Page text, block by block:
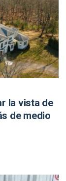
la vista de
de medio